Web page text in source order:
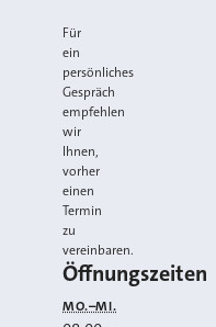
Für
ein
persönliches
Gespräch
empfehlen
wir
Ihnen,
vorher
einen
Termin
zu
vereinbaren.
Öffnungszeiten
MO.–MI.